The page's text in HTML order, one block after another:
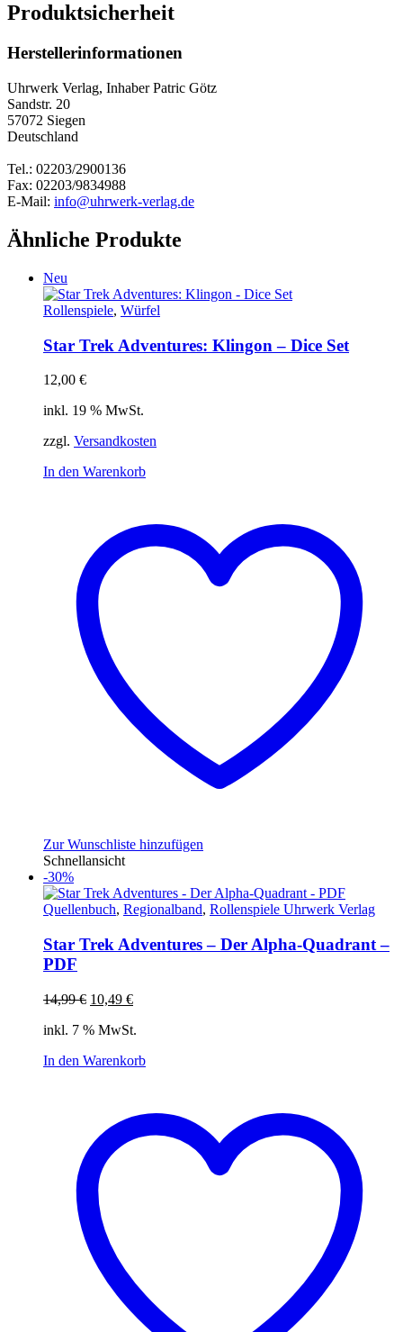
Produktsicherheit
Herstellerinformationen
Uhrwerk Verlag, Inhaber Patric Götz
Sandstr. 20
57072 Siegen
Deutschland
Tel.: 02203/2900136
Fax: 02203/9834988
E-Mail: info@uhrwerk-verlag.de
Ähnliche Produkte
Neu
Rollenspiele, Würfel
Star Trek Adventures: Klingon – Dice Set
12,00 €
inkl. 19 % MwSt.
zzgl. Versandkosten
In den Warenkorb
Zur Wunschliste hinzufügen
Schnellansicht
-30%
Quellenbuch, Regionalband, Rollenspiele Uhrwerk Verlag
Star Trek Adventures – Der Alpha-Quadrant –
PDF
14,99€ Ursprünglicher
war:
10,49 €Aktueller
ist:
inkl. 7 % MwSt.
In den Warenkorb